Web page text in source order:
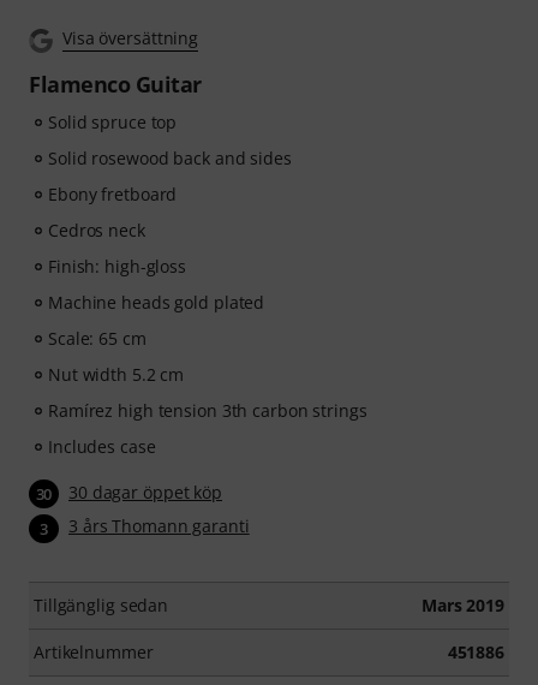
Visa översättning
Flamenco Guitar
Solid spruce top
Solid rosewood back and sides
Ebony fretboard
Cedros neck
Finish: high-gloss
Machine heads gold plated
Scale: 65 cm
Nut width 5.2 cm
Ramírez high tension 3th carbon strings
Includes case
30 30 dagar öppet köp
3 3 års Thomann garanti
Tillgänglig sedan Mars 2019
Artikelnummer 451886